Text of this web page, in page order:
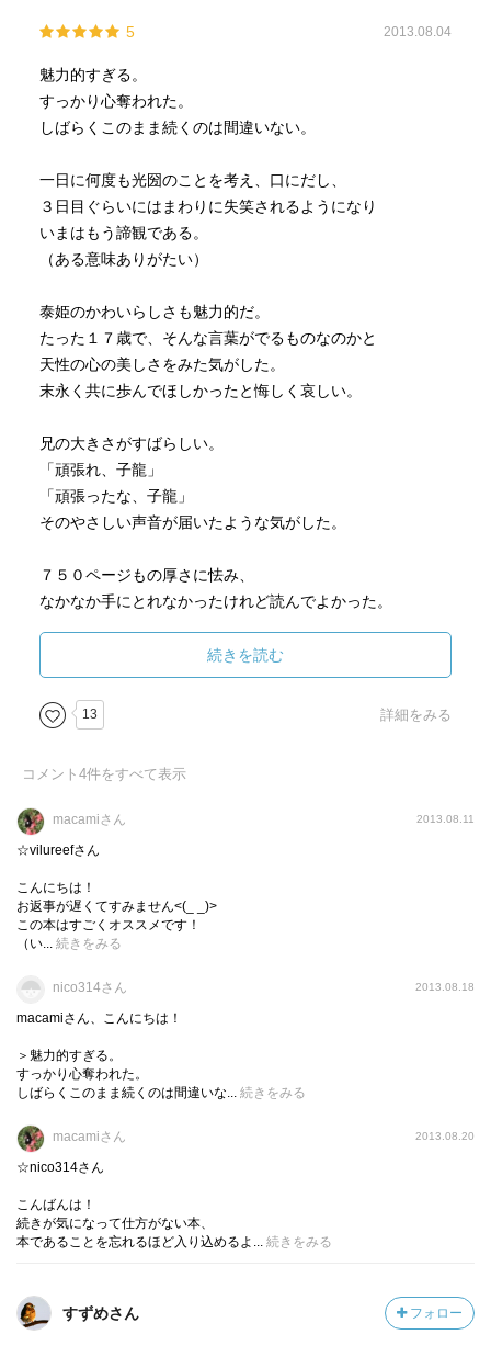
儒家に学び、伯父が大事にしていた日本史をまとめる事業
を引き継ぐ。
立派すぎるほど才能と意志とエネルギーに溢れた男。
感じのいい女性で、心和むひと時を過ごすのですが、残念
ながら早世してしまいます。
以後、正室を娶ることはなかったそうです。
光圀は生存中から名君伝説はあったそうですが、「大日本
史」の編纂のために家臣を諸国へ視察にやったことなど
が、江戸時代後期からの黄門様の話の元になったよう。
5 2013.08.04
魅力的すぎる。
すっかり心奪われた。
しばらくこのまま続くのは間違いない。
一日に何度も光圀のことを考え、口にだし、
３日目ぐらいにはまわりに失笑されるようになり
いまはもう諦観である。
（ある意味ありがたい）
泰姫のかわいらしさも魅力的だ。
たった１７歳で、そんな言葉がでるものなのかと
天性の心の美しさをみた気がした。
末永く共に歩んでほしかったと悔しく哀しい。
兄の大きさがすばらしい。
「頑張れ、子龍」
「頑張ったな、子龍」
そのやさしい声音が届いたような気がした。
７５０ページもの厚さに怯み、
なかなか手にとれなかったけれど読んでよかった。
３５０ページをすぎたあたりから
先へ先へという思いがどんどん強まった。
いつもより時間がかかった。
なので進み具合にもどかしくなりながら読み進めた。
余談だが、わたしがこの本を読むようにはみえなかったと
その人がどんな本を読むのかというイメージは
たしかに勝手につく部分がある。
いま、こんな人に出会ったら確実に恋におちる。
続きを読む
13 詳細をみる
コメント 4件をすべて表示
macamiさん 2013.08.11
☆vilureefさん
こんにちは！
お返事が遅くてすみません<(_ _)>
この本はすごくオススメです！
（い... 続きをみる
nico314さん 2013.08.18
macamiさん、こんにちは！
＞魅力的すぎる。
すっかり心奪われた。
しばらくこのまま続くのは間違いな... 続きをみる
macamiさん 2013.08.20
☆nico314さん
こんばんは！
続きが気になって仕方がない本、
本であることを忘れるほど入り込めるよ... 続きをみる
すずめさん フォロー